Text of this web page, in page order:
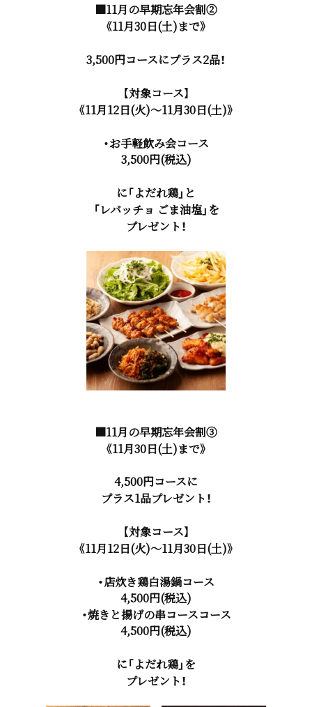
■11月の早期忘年会割②
《11月30日(土)まで》
3,500円コースにプラス2品！
【対象コース】
《11月12日(火)～11月30日(土)》
・お手軽飲み会コース
3,500円(税込)
に「よだれ鶏」と
「レバッチョ ごま油塩」を
プレゼント！
■11月の早期忘年会割③
《11月30日(土)まで》
4,500円コースに
プラス1品プレゼント！
【対象コース】
《11月12日(火)～11月30日(土)》
・店炊き鶏白湯鍋コース
4,500円(税込)
・焼きと揚げの串コースコース
4,500円(税込)
に「よだれ鶏」を
プレゼント！